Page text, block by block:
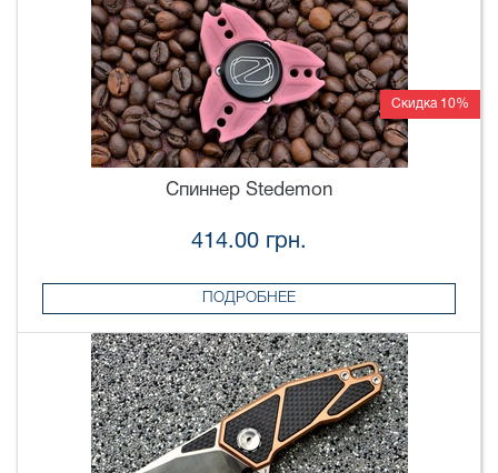
Скидка 10%
Спиннер Stedemon
414.00 грн.
ПОДРОБНЕЕ